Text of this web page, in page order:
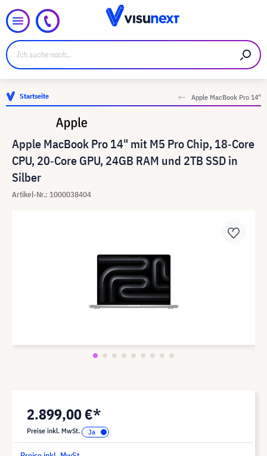
Startseite Apple MacBook Pro 14"
Apple MacBook Pro 14" mit M5 Pro Chip, 18‑Core
CPU, 20‑Core GPU, 24GB RAM und 2TB SSD in
Silber
Artikel-Nr.: 1000038404
2.899,00 €*
Preise inkl. MwSt.